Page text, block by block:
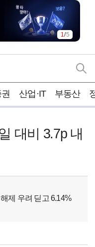
2/5
산업·IT 부동산
대비 3.7p 내
제 우려 딛고 6.14%